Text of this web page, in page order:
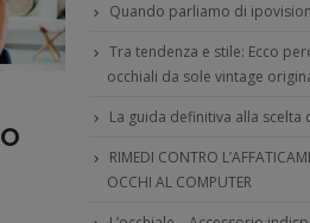
Quando parliamo di
Tra tendenza e stile: Ecco
occhiali da sole vintage
La guida definitiva alla scelta
RIMEDI CONTRO
OCCHI AL COMPUTER